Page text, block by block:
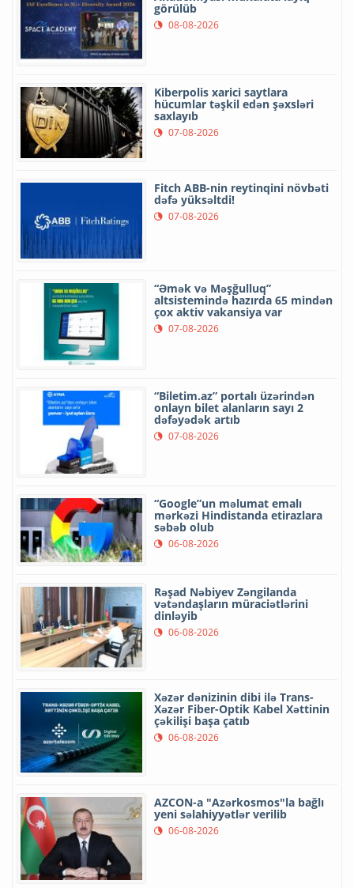
görülüb
08-08-2026
Kiberpolis xarici saytlara
hücumlar təşkil edən şəxsləri
saxlayıb
07-08-2026
Fitch ABB-nin reytinqini növbəti
dəfə yüksəltdi!
07-08-2026
“Əmək və Məşğulluq”
altsistemində hazırda 65 mindən
çox aktiv vakansiya var
07-08-2026
“Biletim.az” portalı üzərindən
onlayn bilet alanların sayı 2
dəfəyədək artıb
07-08-2026
“Google”un məlumat emalı
mərkəzi Hindistanda etirazlara
səbəb olub
06-08-2026
Rəşad Nəbiyev Zəngilanda
vətəndaşların müraciətlərini
dinləyib
06-08-2026
Xəzər dənizinin dibi ilə Trans-
Xəzər Fiber-Optik Kabel Xəttinin
çəkilişi başa çatıb
06-08-2026
AZCON-a "Azərkosmos"la bağlı
yeni səlahiyyətlər verilib
06-08-2026